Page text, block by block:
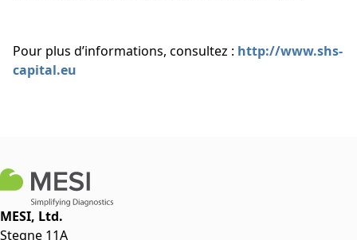
Pour plus d’informations, consultez : http://www.shs-
capital.eu
MESI, Ltd.
Stegne 11A